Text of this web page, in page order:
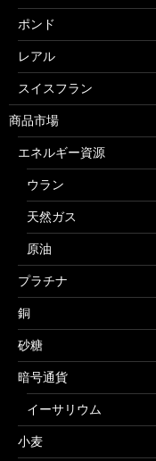
ポンド
レアル
スイスフラン
商品市場
エネルギー資源
ウラン
天然ガス
原油
プラチナ
銅
砂糖
暗号通貨
イーサリウム
小麦